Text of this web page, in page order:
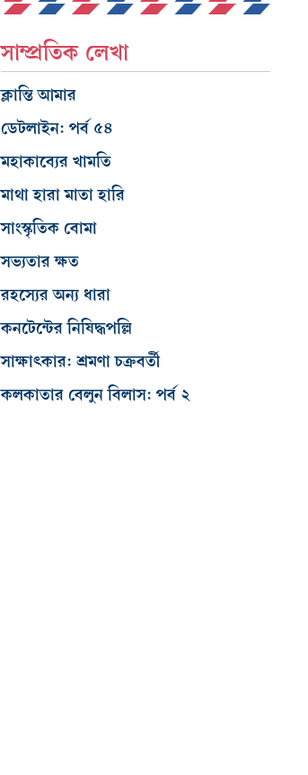
সাম্প্রতিক লেখা
ক্লান্তি আমার
ডেটলাইন: পর্ব ৫৪
মহাকাব্যের খামতি
মাথা হারা মাতা হারি
সাংস্কৃতিক বোমা
সভ্যতার ক্ষত
রহস্যের অন্য ধারা
কনটেন্টের নিষিদ্ধপল্লি
সাক্ষাৎকার: শ্রমণা চক্রবর্তী
কলকাতার বেলুন বিলাস: পর্ব ২